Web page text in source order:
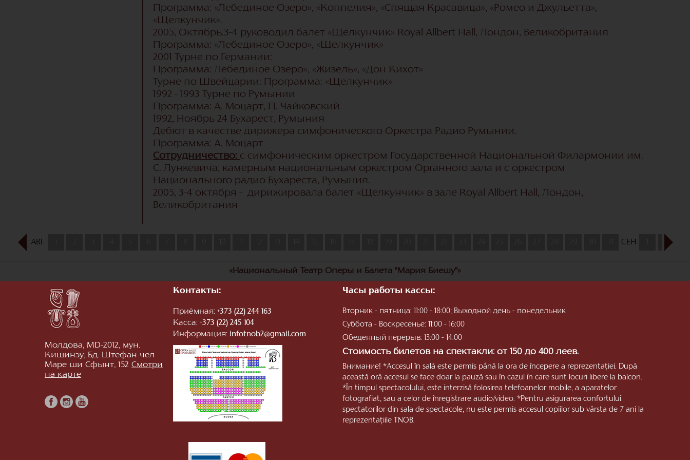
Программа: «Лебединое Озеро», «Коппелия», «Спящая Красавица», «Ромео и Джульетта»,
«Щелкунчик».
2005, Октябрь.3-4 руководил балет «Щелкунчик» Royal Allbert Hall, Лондон, Великобритания
Программа: «Лебединое Озеро», «Щелкунчик»
2001 Турне по Германии:
Программа: Лебединое Озеро», «Жизель», «Дон Кихот»
Турне по Швейцарии: Программа: «Щелкунчик»
1992 - 1993 Турне по Румынии
Программа: А. Моцарт, П. Чайковский
1992, Ноябрь 24 Бухарест, Румыния
Дебют в качестве дирижера симфонического Оркестра Радио Румынии.
Программа: А. Моцарт
Сотрудничество: с симфоническим оркестром Государственной Национальной Филармонии им.
С. Лункевича, камерным национальным оркестром Органного зала и с оркестром
Национального радио Бухареста, Румыния.
2005, 3-4 октября - дирижировала балет «Щелкунчик» в зале Royal Allbert Hall, Лондон,
Великобритания
АВГ СЕН
«Национальный Театр Оперы и Балета "Мария Биешу"»
Молдова, MD-2012, мун.
Кишинэу, Бд. Штефан чел
Маре ши Сфынт, 152 Смотри
на карте
Контакты:
Приёмная: +373 (22) 244 163
Касса: +373 (22) 245 104
Информация: infotnob2@gmail.com
Часы работы кассы:
Вторник - пятница: 11:00 - 18:00; Выходной день - понедельник
Суббота - Воскресенье: 11:00 - 16:00
Обеденный перерыв: 13:00 - 14:00
Стоимость билетов на спектакли: от 150 до 400 леев.
Внимание! *Accesul în sală este permis până la ora de începere a reprezentaţiei. După
această oră accesul se face doar la pauză sau în cazul în care sunt locuri libere la balcon.
*În timpul spectacolului, este interzisă folosirea telefoanelor mobile, a aparatelor
fotografiat, sau a celor de înregistrare audio/video. *Pentru asigurarea confortului
spectatorilor din sala de spectacole, nu este permis accesul copiilor sub vârsta de 7 ani la
reprezentaţiile TNOB.